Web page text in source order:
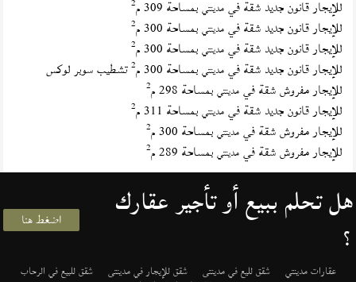
للإيجار قانون جديد شقة فيمدينتي بمساحة 309 م
للإيجار قانون جديد شقة فيمدينتي بمساحة 300 م 2
للإيجار قانون جديد شقة فيمدينتي بمساحة 300 م 2
للإيجار قانون جديد شقة فيمدينتي بمساحة 300 م 2تشطيب سوبر لوكس
للإيجار مفروش شقة فيمدينتي بمساحة 298 م 2
للإيجار قانون جديد شقة فيمدينتي بمساحة 311 م 2
للإيجار مفروش شقة فيمدينتي بمساحة 300 م 2
للإيجار مفروش شقة فيمدينتي بمساحة 289 م 2
هل تحلم ببيع أو تأجير عقارك
؟ اضغط هنا
عقارات مدينتي شقق لليع في مدينتى شقق للإيجار في مدينتى شقق للبيع في الرحاب